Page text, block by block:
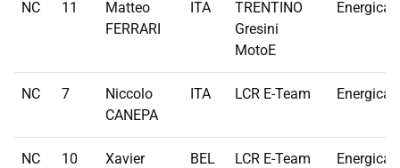
NC 11
Matteo
FERRARI
ITA
TRENTINO
Gresini
MotoE
Energica
NC 7
Niccolo
CANEPA
ITA LCR E-Team Energica
NC 10
Xavier
BEL LCR E-Team Energica